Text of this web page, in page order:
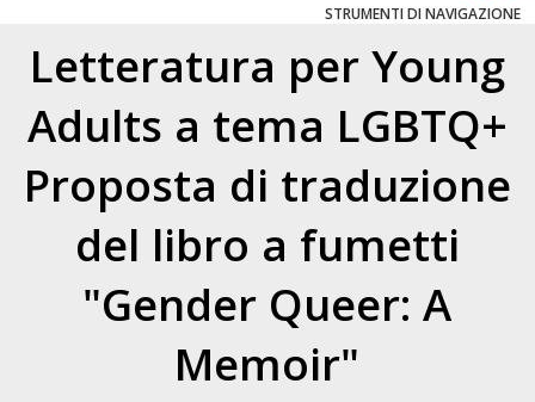
STRUMENTI DI NAVIGAZIONE
Letteratura per Young
Adults a tema LGBTQ+
Proposta di traduzione
del libro a fumetti
"Gender Queer: A
Memoir"